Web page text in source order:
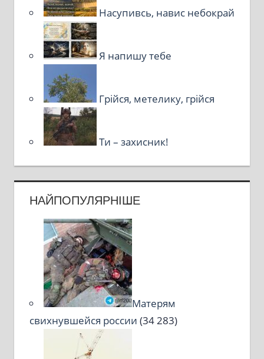
Насупивсь, навис небокрай
Я напишу тебе
Грійся, метелику, грійся
Ти – захисник!
НАЙПОПУЛЯРНІШЕ
Матерям
свихнувшейся россии (34 283)